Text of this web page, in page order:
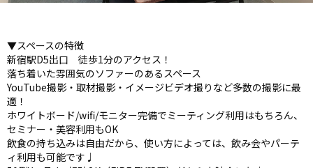
▼スペースの特徴
新宿駅D5出口 徒歩1分のアクセス！
落ち着いた雰囲気のソファーのあるスペース
YouTube撮影・取材撮影・イメージビデオ撮りなど多数の撮影に最
適！
ホワイトボード/wifi/モニター完備でミーティング利用はもちろん、
セミナー・美容利用もOK
飲食の持ち込みは自由だから、使い方によっては、飲み会やパーテ
ィ利用も可能です♩